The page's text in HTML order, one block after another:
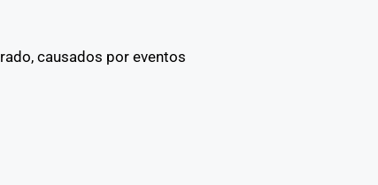
causados por eventos